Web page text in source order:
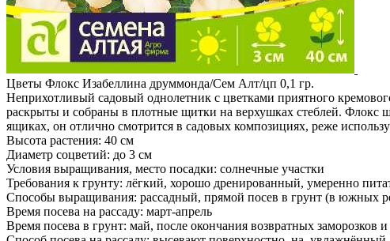
Цветы Флокс Изабеллина друммонда/Сем Алт/цп 0,1 гр.
Неприхотливый садовый однолетник с цветками приятного
раскрыты и собраны в плотные щитки на верхушках стеблей. Флокс
ящиках, он отлично смотрится в садовых композициях, реже
Высота растения: 40 см
Диаметр соцветий: до 3 см
Условия выращивания, место посадки: солнечные участки
Требования к грунту: лёгкий, хорошо дренированный, умеренно
Способы выращивания: рассадный, прямой посев в грунт (в южных
Время посева на рассаду: март-апрель
Время посева в грунт: май, после окончания возвратных